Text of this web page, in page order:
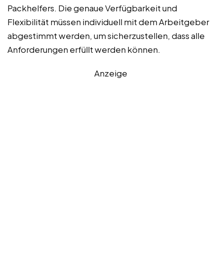
Packhelfers. Die genaue Verfügbarkeit und
Flexibilität müssen individuell mit dem Arbeitgeber
abgestimmt werden, um sicherzustellen, dass alle
Anforderungen erfüllt werden können.
Anzeige